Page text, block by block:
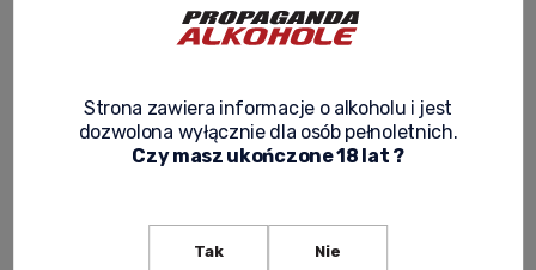
LIKIER 0,05L (MINI)
LIKIER ZIOŁOWY 0,05L (MINI)
availability
Strona zawiera informacje o alkoholu i jest
dozwolona wyłącznie dla osób pełnoletnich.
Czy masz ukończone 18 lat ?
Tak Nie